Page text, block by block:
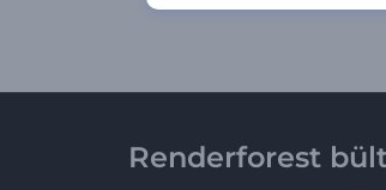
Renderforest